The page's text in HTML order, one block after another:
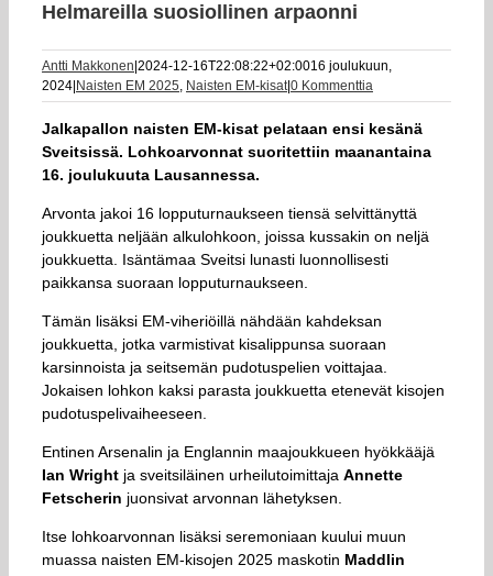
Helmareilla suosiollinen arpaonni
Antti Makkonen 2024-12-16T22:08:22+02:0016 joulukuun,
2024 Naisten EM 2025, Naisten EM-kisat|0 Kommenttia
Jalkapallon naisten EM-kisat pelataan ensi kesänä
Sveitsissä. Lohkoarvonnat suoritettiin maanantaina
16. joulukuuta Lausannessa.
Arvonta jakoi 16 lopputurnaukseen tiensä selvittänyttä
joukkuetta neljään alkulohkoon, joissa kussakin on neljä
joukkuetta. Isäntämaa Sveitsi lunasti luonnollisesti
paikkansa suoraan lopputurnaukseen.
Tämän lisäksi EM-viheriöillä nähdään kahdeksan
joukkuetta, jotka varmistivat kisalippunsa suoraan
karsinnoista ja seitsemän pudotuspelien voittajaa.
Jokaisen lohkon kaksi parasta joukkuetta etenevät kisojen
pudotuspelivaiheeseen.
Entinen Arsenalin ja Englannin maajoukkueen hyökkääjä
Ian Wright ja sveitsiläinen urheilutoimittaja Annette
Fetscherin juonsivat arvonnan lähetyksen.
Itse lohkoarvonnan lisäksi seremoniaan kuului muun
muassa naisten EM-kisojen 2025 maskotin Maddlin